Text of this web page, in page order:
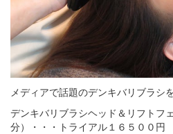
メディアで話題のデンキバリブラシ
デンキバリブラシヘッド＆リフトフ
分）・・・トライアル１６５００円